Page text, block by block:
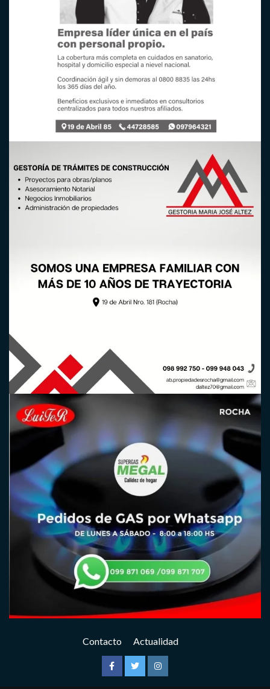
Contacto Actualidad
FacebookTwitterInstagram